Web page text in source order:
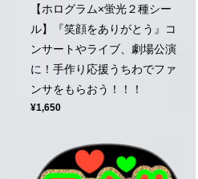
【ホログラム×蛍光２種シー
ル】『笑顔をありがとう』コ
ンサートやライブ、劇場公演
に！手作り応援うちわでファ
ンサをもらおう！！！
¥1,650